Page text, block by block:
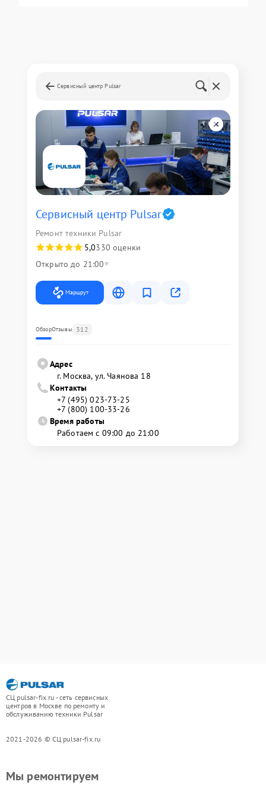
Сервисный центр Pulsar
Сервисный центр Pulsar
Ремонт техники Pulsar
5,0330 оценки
Открыто до 21:00
Маршрут
ОбзорОтзывы 312
Адрес
г. Москва, ул. Чаянова 18
Контакты
+7 (495) 023-73-25
+7 (800) 100-33-26
Время работы
Работаем с 09:00 до 21:00
СЦ pulsar-fix.ru - сеть сервисных
центров в Москве по ремонту и
обслуживанию техники Pulsar
2021-2026 © СЦ pulsar-fix.ru
Мы ремонтируем